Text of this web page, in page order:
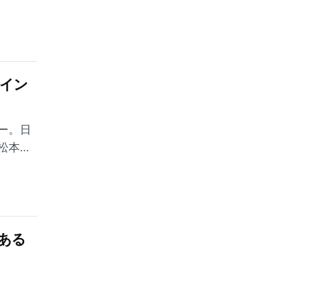
ン
。日
本さ
る